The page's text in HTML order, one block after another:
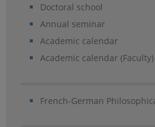
Doctoral school
Annual seminar
Academic calendar
Academic calendar (Faculty)
French-German